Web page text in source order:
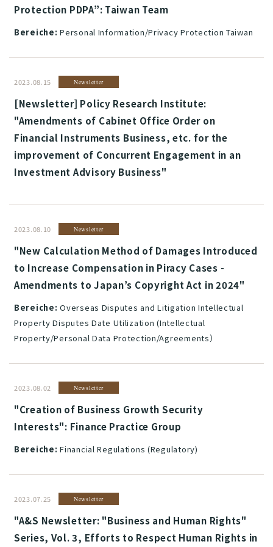
Protection PDPA”: Taiwan Team
Bereiche: Personal Information/Privacy Protection Taiwan
2023.08.15 Newsletter
[Newsletter] Policy Research Institute:
"Amendments of Cabinet Office Order on
Financial Instruments Business, etc. for the
improvement of Concurrent Engagement in an
Investment Advisory Business"
2023.08.10 Newsletter
"New Calculation Method of Damages Introduced
to Increase Compensation in Piracy Cases -
Amendments to Japan’s Copyright Act in 2024"
Bereiche: Overseas Disputes and Litigation Intellectual
Property Disputes Date Utilization (Intellectual
Property/Personal Data Protection/Agreements）
2023.08.02 Newsletter
"Creation of Business Growth Security
Interests": Finance Practice Group
Bereiche: Financial Regulations (Regulatory)
2023.07.25 Newsletter
"A&S Newsletter: "Business and Human Rights"
Series, Vol. 3, Efforts to Respect Human Rights in